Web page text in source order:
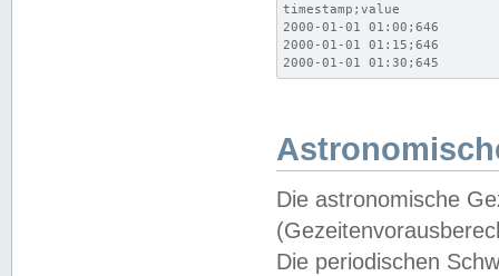
timestamp;value
2000-01-01 01:00;646
2000-01-01 01:15;646
2000-01-01 01:30;645
Die astronomische
Die periodischen